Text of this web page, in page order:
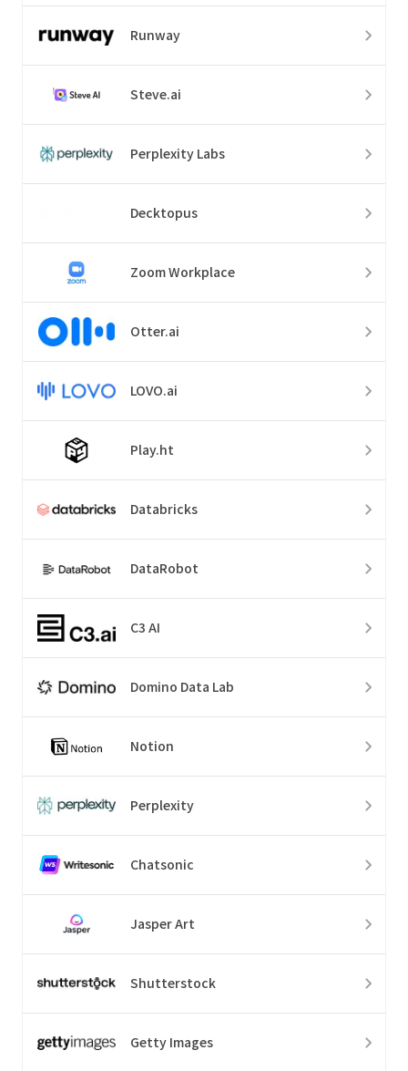
Runway
Steve.ai
Perplexity Labs
Decktopus
Zoom Workplace
Otter.ai
LOVO.ai
Play.ht
Databricks
DataRobot
C3 AI
Domino Data Lab
Notion
Perplexity
Chatsonic
Jasper Art
Shutterstock
Getty Images